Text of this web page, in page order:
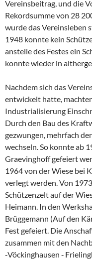
Vereinsbeitrag, und die
Rekordsumme von 28
wurde das Vereinsleben
1948 konnte kein
anstelle des Festes ein
konnte wieder in
Nachdem sich das
entwickelt hatte,
Industrialisierung
Durch den Bau des
gezwungen, mehrfach
wechseln. So konnte ab
Graevinghoff gefeiert
1964 von der Wiese bei
verlegt werden. Von
Schützenzelt auf der
Heimann. In den
Brüggemann (Auf den
Fest gefeiert. Die
zusammen mit den
‑Vöckinghausen ‑